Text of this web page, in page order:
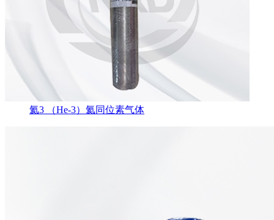
氦3 （He-3）氦同位素气体